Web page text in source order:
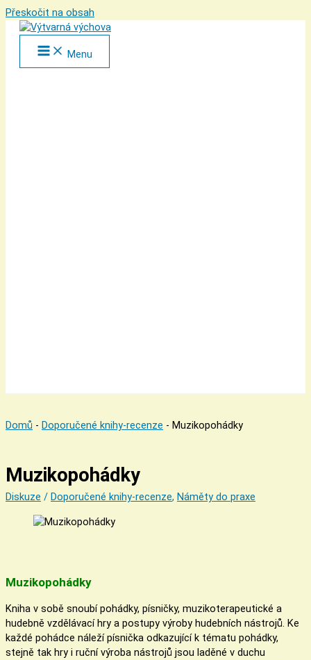
Přeskočit na obsah
Menu
Domů - Doporučené knihy-recenze - Muzikopohádky
Muzikopohádky
Diskuze / Doporučené knihy-recenze, Náměty do praxe
Muzikopohádky
Kniha v sobě snoubí pohádky, písničky, muzikoterapeutické a
hudebně vzdělávací hry a postupy výroby hudebních nástrojů. Ke
každé pohádce náleží písnička odkazující k tématu pohádky,
stejně tak hry i ruční výroba nástrojů jsou laděné v duchu